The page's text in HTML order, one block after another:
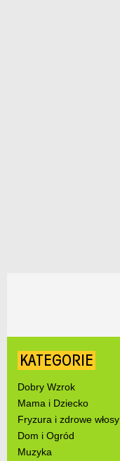
KATEGORIE
Dobry Wzrok
Mama i Dziecko
Fryzura i zdrowe włosy
Dom i Ogród
Muzyka